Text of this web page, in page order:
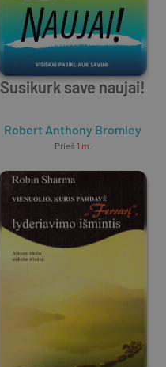
Susikurk save naujai!
Robert Anthony Bromley
Prieš 1 m.